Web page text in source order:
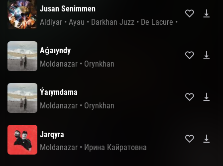
Jusan Senimmen
Aldiyar • Ayau • Darkhan Juzz • De Lacure •
Aǵaıyndy
Moldanazar • Orynkhan
Ýaıymdama
Moldanazar • Orynkhan
Jarqyra
Moldanazar • Ирина Кайратовна